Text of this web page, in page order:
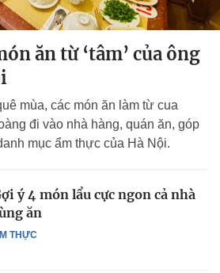
ăn từ ‘tâm’ của ông
mùa, các món ăn làm từ cua
đi vào nhà hàng, quán ăn, góp
mục ẩm thực của Hà Nội.
THỰC
ý 4 món lẩu cực ngon cả nhà
ăn